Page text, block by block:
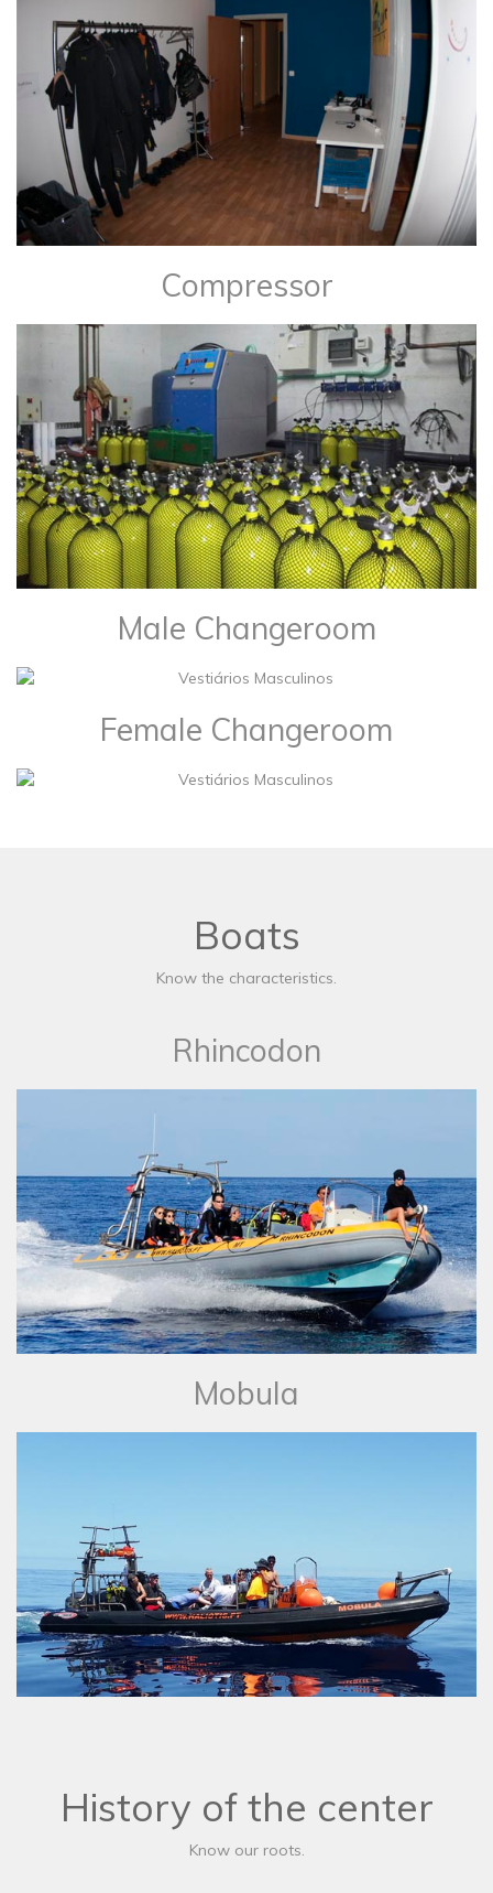
Compressor
Male Changeroom
Female Changeroom
Boats
Know the characteristics.
Rhincodon
Mobula
History of the center
Know our roots.